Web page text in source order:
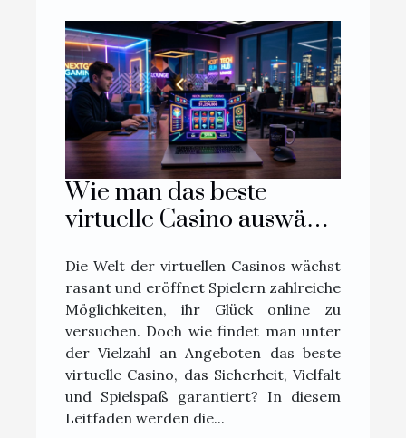
Wie man das beste
virtuelle Casino auswählt:
Leitfaden
Die Welt der virtuellen Casinos wächst
rasant und eröffnet Spielern zahlreiche
Möglichkeiten, ihr Glück online zu
versuchen. Doch wie findet man unter
der Vielzahl an Angeboten das beste
virtuelle Casino, das Sicherheit, Vielfalt
und Spielspaß garantiert? In diesem
Leitfaden werden die...